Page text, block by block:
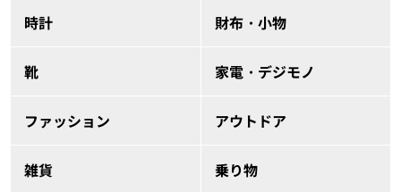
時計 財布・小物
靴 家電・デジモノ
ファッション アウトドア
雑貨 乗り物